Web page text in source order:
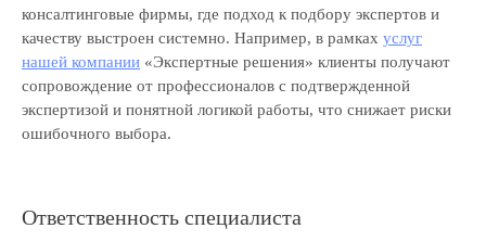
консалтинговые фирмы, где подход к подбору экспертов и
качеству выстроен системно. Например, в рамках услуг
нашей компании «Экспертные решения» клиенты получают
сопровождение от профессионалов с подтвержденной
экспертизой и понятной логикой работы, что снижает риски
ошибочного выбора.
Ответственность специалиста
Свяжемся с вами в течение 15 минут
и предложим экспертные решения для ваших
задач